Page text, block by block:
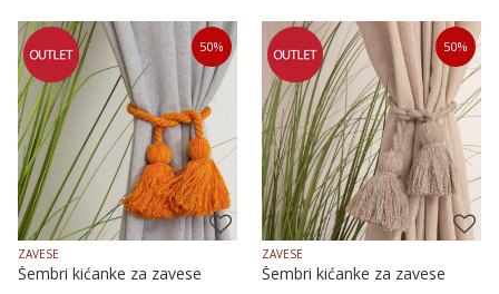
Dodaj u korpu Dodaj u korpu
50%
ZAVESE
Šembri kićanke za zavese
50%
ZAVESE
Šembri kićanke za zavese